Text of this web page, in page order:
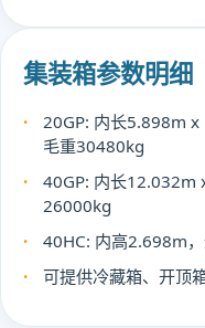
集装箱参数明细
20GP: 内长5.898m
毛重30480kg
40GP: 内长12.032m
26000kg
40HC: 内高2.698m
可提供冷藏箱、开顶